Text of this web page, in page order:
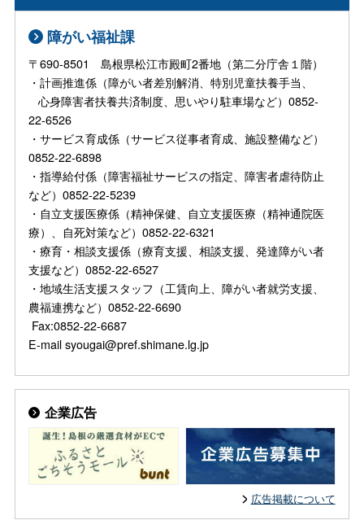
障がい福祉課
〒690-8501 島根県松江市殿町2番地（第二分庁舎１階）
・計画推進係（障がい者差別解消、特別児童扶養手当、
心身障害者扶養共済制度、思いやり駐車場など）0852-
22-6526
・サービス育成係（サービス従事者育成、施設整備など）
0852-22-6898
・指導給付係（障害福祉サービスの指定、障害者虐待防止
など）0852-22-5239
・自立支援医療係（精神保健、自立支援医療（精神通院医
療）、自死対策など）0852-22-6321
・療育・相談支援係（療育支援、相談支援、発達障がい者
支援など）0852-22-6527
・地域生活支援スタッフ（工賃向上、障がい者就労支援、
農福連携など）0852-22-6690
Fax:0852-22-6687
E-mail syougai@pref.shimane.lg.jp
企業広告
広告掲載について